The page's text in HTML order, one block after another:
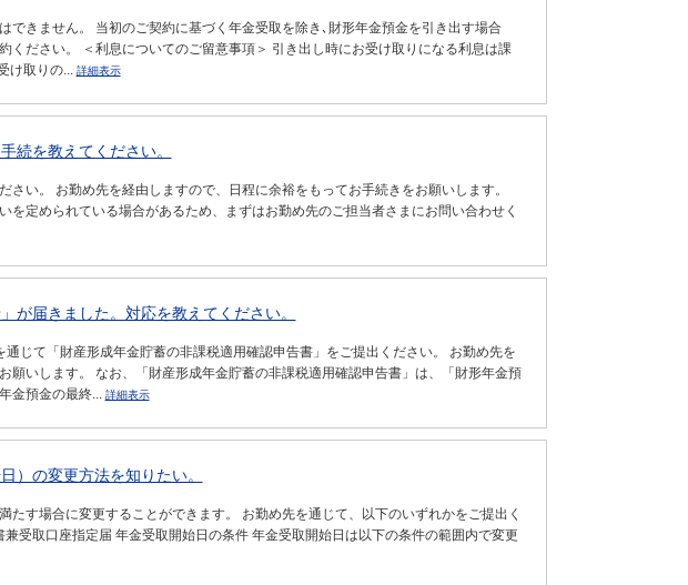
できません。 当初のご契約に基づく年金受取を除き､財形年金預金を引き出す場合
ください。 ＜利息についてのご留意事項＞ 引き出し時にお受け取りになる利息は課
け取りの... 詳細表示
続を教えてください。
さい。 お勤め先を経由しますので、日程に余裕をもってお手続きをお願いします。
を定められている場合があるため、まずはお勤め先のご担当者さまにお問い合わせく
が届きました。対応を教えてください。
じて「財産形成年金貯蓄の非課税適用確認申告書」をご提出ください。 お勤め先を
願いします。 なお、「財産形成年金貯蓄の非課税適用確認申告書」は、「財形年金預
金預金の最終... 詳細表示
）の変更方法を知りたい。
たす場合に変更することができます。 お勤め先を通じて、以下のいずれかをご提出く
受取口座指定届 年金受取開始日の条件 年金受取開始日は以下の条件の範囲内で変更